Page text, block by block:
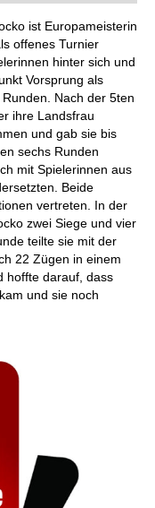
ist Europameisterin
offenes Turnier
hinter sich und
Vorsprung als
Nach der 5ten
ihre Landsfrau
und gab sie bis
sechs Runden
mit Spielerinnen aus
Beide
vertreten. In der
zwei Siege und vier
teilte sie mit der
22 Zügen in einem
hoffte darauf, dass
und sie noch